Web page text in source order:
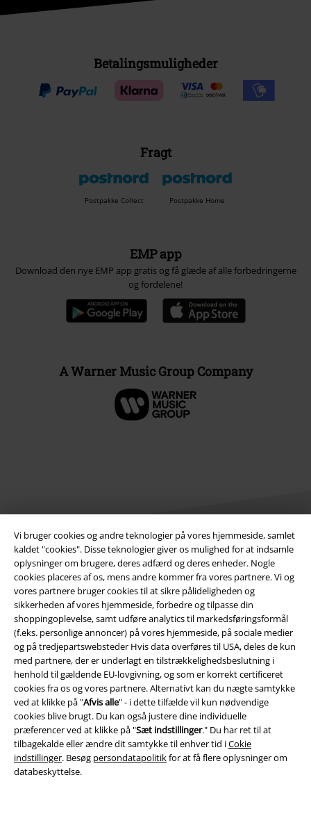
Vi bruger cookies og andre teknologier på vores hjemmeside, samlet
kaldet "cookies". Disse teknologier giver os mulighed for at indsamle
oplysninger om brugere, deres adfærd og deres enheder. Nogle
cookies placeres af os, mens andre kommer fra vores partnere. Vi og
vores partnere bruger cookies til at sikre pålideligheden og
sikkerheden af ​​vores hjemmeside, forbedre og tilpasse din
shoppingoplevelse, samt udføre analytics til markedsføringsformål
(f.eks. personlige annoncer) på vores hjemmeside, på sociale medier
og på tredjepartswebsteder Hvis data overføres til USA, deles de kun
med partnere, der er underlagt en tilstrækkelighedsbeslutning i
henhold til gældende EU-lovgivning, og som er korrekt certificeret
cookies fra os og vores partnere. Alternativt kan du nægte samtykke
ved at klikke på "Afvis alle" - i dette tilfælde vil kun nødvendige
cookies blive brugt. Du kan også justere dine individuelle
præferencer ved at klikke på "Sæt indstillinger." Du har ret til at
tilbagekalde eller ændre dit samtykke til enhver tid iCokie
indstillinger. Besøg persondatapolitikfor at få flere oplysninger om
databeskyttelse.
Betalingsmuligheder
Fragt
Postpakke Collect Postpakke Home
EMP app
Download den nye EMP app gratis og få glæde af alle forbedringerne
og fordelene!
A Warner Music Group Company
Juridisk
Salgs-, medlems- & leveringsbetingelser
Om EMP Danmark
Persondatapolitik
Bortskaffelse af affald og miljøbeskyttelse
Overensstemmelseserklæring
Oplysninger om tilgængelighed